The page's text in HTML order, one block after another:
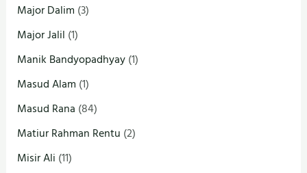
Major Dalim (3)
Major Jalil (1)
Manik Bandyopadhyay(1)
Masud Alam (1)
Masud Rana (84)
Matiur Rahman Rentu (2)
Misir Ali (11)